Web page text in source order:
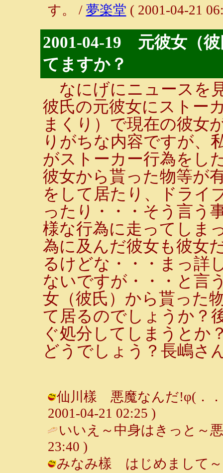
す。 / 夢楽堂 ( 2001-04-21
2001-04-19 元彼女（
てますか？
なにげにニュースを
彼氏の元彼女にストー
まくり）で現在の彼女
りがちな内容ですが、
がストーカー行為をし
彼女から貰った物等が
をして居たり、ドライ
ったり・・・そう言う
様な行為に走ってしま
為に及んだ彼女も彼女
るけどな・・・まっ詳
ないですが・・・と言
女（彼氏）から貰った
て居るのでしょうか？
ぐ処分してしまうとか
どうでしょう？長嶋さ
仙川樣 悪魔なんだ!φ(．
2001-04-21 02:25 )
いいえ～中身はきっと
23:40 )
みなみ樣 はじめまして